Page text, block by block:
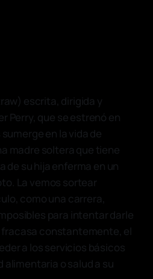
escrita, dirigida y
Perry, que se estrenó en
en la vida de
madre soltera que tiene
de su hija enferma en un
La vemos sortear
como una carrera,
para intentar darle
fracasa constantemente, el
a los servicios básicos
o salud a su